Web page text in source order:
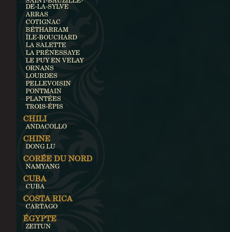
DE-LA-SYLVE
ARRAS
COTIGNAC
BÉTHARRAM
ÎLE-BOUCHARD
LA SALETTE
LA PRÉNESSAYE
LE PUY EN VELAY
ORNANS
LOURDES
PELLEVOISIN
PONTMAIN
PLANTÉES
TROIS-ÉPIS
CHILI
ANDACOLLO
CHINE
DONG LU
CORÉE DU NORD
NAMYANG
CUBA
CUBA
COSTA RICA
CARTAGO
ÉGYPTE
ZEITUN